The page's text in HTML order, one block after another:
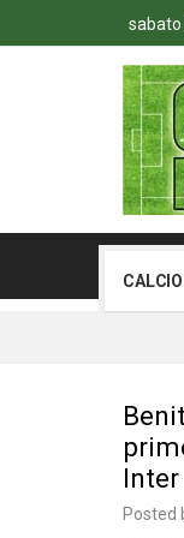
sabato
CALCIO
Inter
Posted